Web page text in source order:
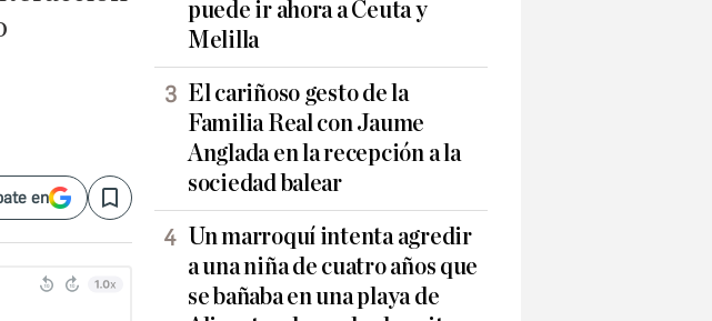
en Save
puede ir ahora a Ceuta y
Melilla
El cariñoso gesto de la
Familia Real con Jaume
Anglada en la recepción a la
sociedad balear
Un marroquí intenta agredir
a una niña de cuatro años que
se bañaba en una playa de